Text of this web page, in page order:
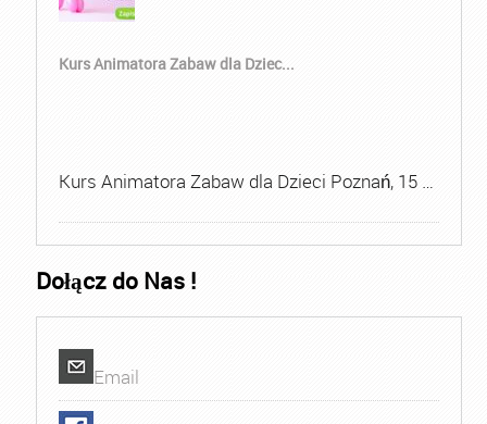
Kurs Animatora Zabaw dla Dziec...
Kurs Animatora Zabaw dla Dzieci Poznań, 15 …
Dołącz do Nas !
Email